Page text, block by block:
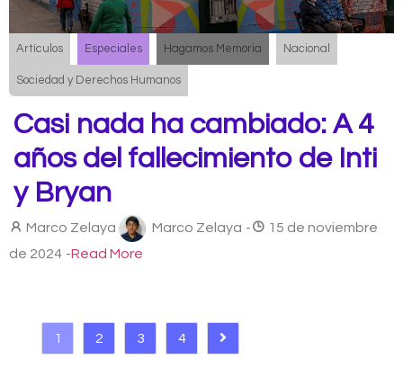
Artículos Especiales Hagamos Memoria Nacional
Sociedad y Derechos Humanos
Casi nada ha cambiado: A 4
años del fallecimiento de Inti
y Bryan
Marco Zelaya Marco Zelaya -
15 de noviembre
de 2024 -Read More
1 2 3 4